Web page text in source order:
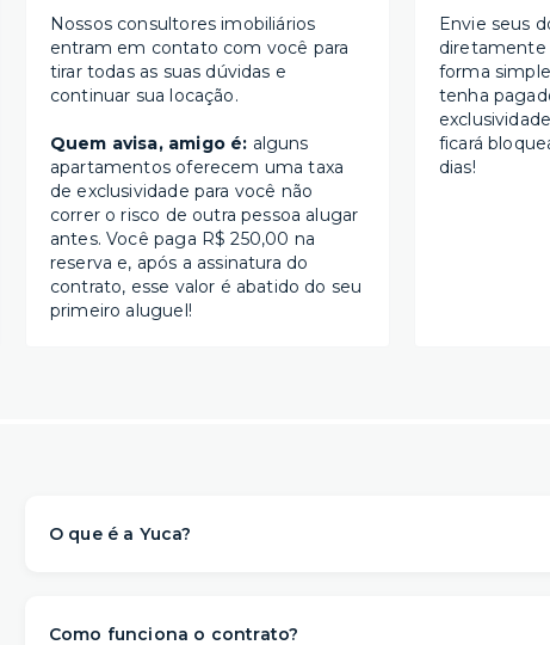
Nossos consultores imobiliários
entram em contato com você para
tirar todas as suas dúvidas e
continuar sua locação.
Quem avisa, amigo é: alguns
apartamentos oferecem uma taxa
de exclusividade para você não
correr o risco de outra pessoa alugar
antes. Você paga R$ 250,00 na
reserva e, após a assinatura do
contrato, esse valor é abatido do seu
primeiro aluguel!
Envie seus
diretamente
forma
tenha
ficará
dias!
O que é a Yuca?
Como funciona o contrato?